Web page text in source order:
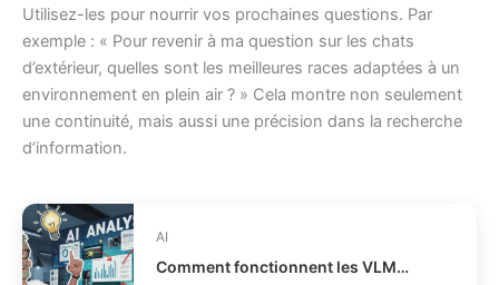
Utilisez-les pour nourrir vos prochaines questions. Par
exemple : « Pour revenir à ma question sur les chats
d’extérieur, quelles sont les meilleures races adaptées à un
environnement en plein air ? » Cela montre non seulement
une continuité, mais aussi une précision dans la recherche
d’information.
AI
Comment fonctionnent les VLMs modernes en IA ?